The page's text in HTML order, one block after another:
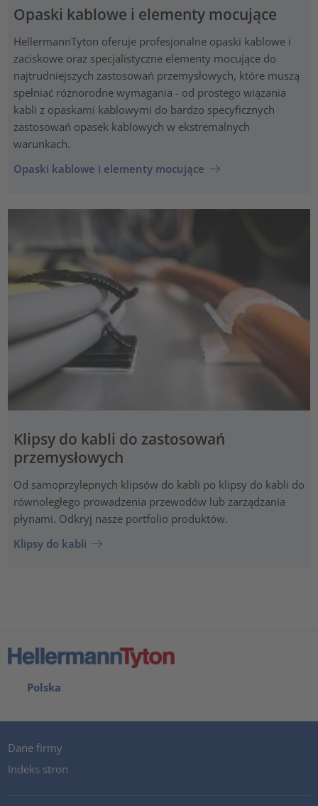
Opaski kablowe i elementy mocujące
HellermannTyton oferuje profesjonalne opaski kablowe i
zaciskowe oraz specjalistyczne elementy mocujące do
najtrudniejszych zastosowań przemysłowych, które muszą
spełniać różnorodne wymagania - od prostego wiązania
kabli z opaskami kablowymi do bardzo specyficznych
zastosowań opasek kablowych w ekstremalnych
warunkach.
Opaski kablowe i elementy mocujące
Klipsy do kabli do zastosowań
przemysłowych
Od samoprzylepnych klipsów do kabli po klipsy do kabli do
równoległego prowadzenia przewodów lub zarządzania
płynami. Odkryj nasze portfolio produktów.
Klipsy do kabli
Polska
Dane firmy
Indeks stron